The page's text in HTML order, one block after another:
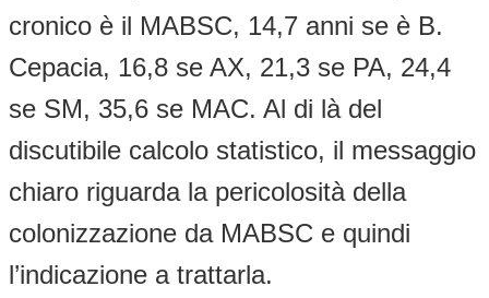
cronico è il MABSC, 14,7 anni se è B.
Cepacia, 16,8 se AX, 21,3 se PA, 24,4
se SM, 35,6 se MAC. Al di là del
discutibile calcolo statistico, il messaggio
chiaro riguarda la pericolosità della
colonizzazione da MABSC e quindi
l’indicazione a trattarla.